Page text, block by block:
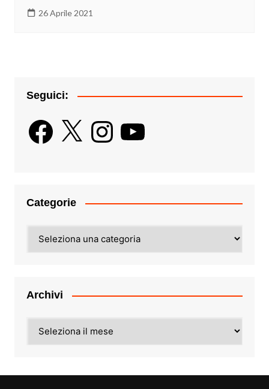
26 Aprile 2021
Seguici:
Facebook
X InstagramYouTube
Categorie
Archivi